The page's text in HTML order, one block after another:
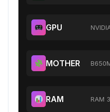
GPU
MOTHER
RAM RAM